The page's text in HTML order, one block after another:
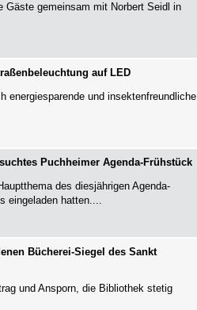
Gäste gemeinsam mit Norbert Seidl in
auf LED
energiesparende und insektenfreundliche
Puchheimer Agenda-Frühstück
des diesjährigen Agenda-
eingeladen hatten....
Bücherei-Siegel des Sankt
und Ansporn, die Bibliothek stetig